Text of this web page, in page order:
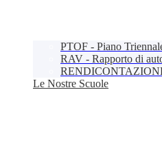
PTOF - Piano
RAV - Rapporto di
Le Nostre Scuole